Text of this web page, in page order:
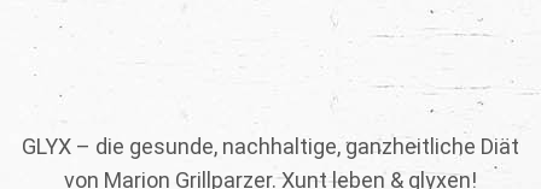
GLYX – die gesunde, nachhaltige, ganzheitliche Diät
von Marion Grillparzer. Xunt leben & glyxen!